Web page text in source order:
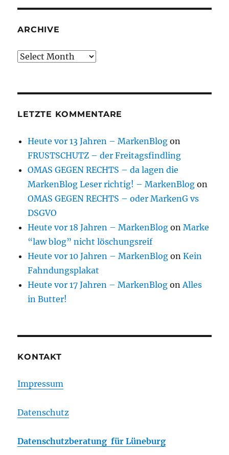
ARCHIVE
Archive
LETZTE KOMMENTARE
Heute vor 13 Jahren – MarkenBlog on
FRUSTSCHUTZ – der Freitagsfindling
OMAS GEGEN RECHTS – da lagen die
MarkenBlog Leser richtig! – MarkenBlog on
OMAS GEGEN RECHTS – oder MarkenG vs
DSGVO
Heute vor 18 Jahren – MarkenBlog onMarke
“law blog” nicht löschungsreif
Heute vor 10 Jahren – MarkenBlog onKein
Fahndungsplakat
Heute vor 17 Jahren – MarkenBlog onAlles
in Butter!
KONTAKT
Impressum
Datenschutz
Datenschutzberatung für Lüneburg